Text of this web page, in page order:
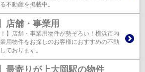
不動産を掲載中。
店舗・事業用
！】店舗・事業用物件が勢ぞろい！横浜市内
用物件をお探しのお客様におすすめの不動
ております。
最寄りが上大岡駅の物件